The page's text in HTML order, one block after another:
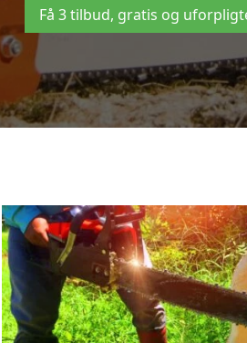
Få 3 tilbud, gratis og